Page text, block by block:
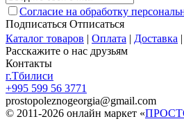
Согласие на обработку
Подписаться Отписаться
Каталог товаров | Оплата | Доставка |
Расскажите о нас друзьям
Контакты
г.Тбилиси
+995 599 56 3771
prostopoleznogeorgia@gmail.com
© 2011-2026 онлайн маркет «